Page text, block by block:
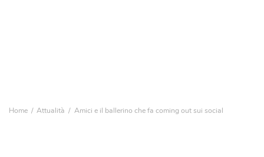
Home Attualità Amici e il ballerino che fa coming out sui social